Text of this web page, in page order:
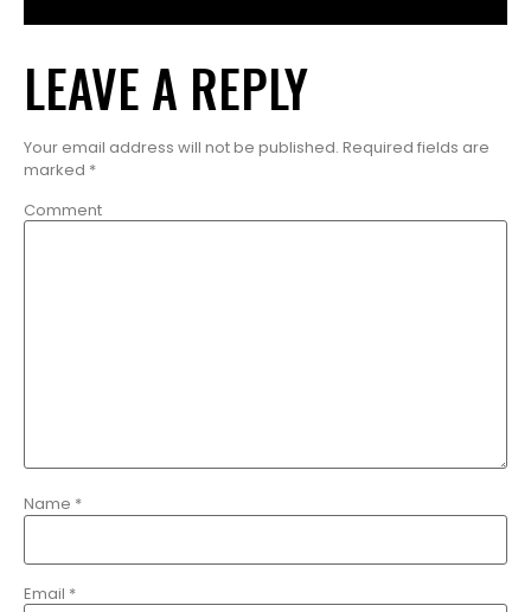
LEAVE A REPLY
Your email address will not be published. Required fields are
marked *
Comment
Name *
Email *